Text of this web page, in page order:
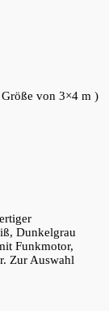
von 3×4 m )
Dunkelgrau
Funkmotor,
Zur Auswahl